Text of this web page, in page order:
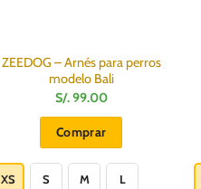
ZEEDOG – Arnés para perros
modelo Bali
S/.99.00
Comprar
producto
XS S M L